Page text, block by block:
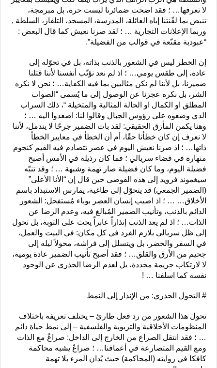
لا تعرفها… ؛ فقد اضحت ضمائرنا ليست حرة، بل مبرمجة،
تنبض بما لقّنتنا إياه العائلة، المدرسة، المسجد، التلفاز، السلطة ,
وربما الإعلانات التجارية … ؛ لقد صرنا نعيش كما قال البعض :
“عبودية مقنّعة في قوالب من الفضيلة”.
إن الخطر ليس في الشعور بالذنب بذاته، بل في تحوّله إلى
عادة، إلى طقس يومي… ؛ اذ لم نعد نؤنّب أنفسنا لأننا قتلنا
ضميرنا، بل لأننا لم نكن مثاليين بما فيه الكفاية… ؛ نحن لا نكره
الشر، بل نكره عجزنا عن الوصول إلى ما يُسمى “الصواب
المطلق او الكمال او الحالة المثالية والمتخيلة “، ذلك السراب
الذي وضعوه على رؤوس الجبال وقالوا لنا: اصعدوا اليه … ؛
وهنا يكمن المأزق الحقيقي: لقد بات الضمير جرحًا لا يندمل، لأننا
لا نعرف إن كان خطأنا حقًا، أم أن الخطأ في معايير الخطأ
ذاتها… ؛ اذ صرنا نعيش اليوم في عصر تتصادم فيه القيم كنجوم
منهارة في فضاء سريالي ؛ فما كان رذيلة في الأمس أصبح
فضيلة اليوم، وما كان فضيلة صار تهمة وشبهة … ؛ وقد تنبّه
سيغموند فرويد إلى هذه الفوضى حين قال إن “الأنا الأعلى”
(الضمير الجمعي) قد يتحوّل إلى طاغية، يمارس الاستبداد باسم
الأخلاق… … ؛ اذ اصيب إنسان العصر بوباء مُستفحل: الشعور
الدائم بالذنب، وتأنيب الضمير المُبالغ فيه، وعدم الرضا عن
الذات… ؛ اذ لم يعد الذنب إنذاراً عابراً يحث على التوبة، بل تحول
إلى ظل سريالي يلازم الفرد في كل مكان: في البيت والعمل،
في السفر والحضر، بل ويتسلل إلى فراشه، محولاً ليله إلى
جحيم من الأرق والقلق… ؛ فقد أصبح تأنيب الضمير عادة يومية،
لا لارتكاب جريمة محددة، بل لعدم الرضا الجذري عن الوجود
نفسه كما اسلفنا … !
# التحول الجذري: من الإنذار إلى النمط
تحول هذا الشعور من رد فعل طارئ – يختلف تعريفه باختلاف
المنظومات الأخلاقية والتربوية والفلسفية – إلى نمط حياة دائم
… ؛ فقد انتقل الصراع من الخارج إلى الداخل: صراعٌ مع الذات
ومع القيم المتصارعة في أعماقنا… ؛ صراعٌ يشبه محاكمة
كافكا في روايته (المحاكمة) حيث يُدان المرء بلا تهمة